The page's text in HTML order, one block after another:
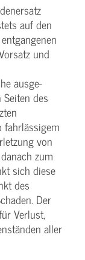
auf den
und
ausge-
des
fahrlässigem
von
zum
sich diese
des
Der
Verlust,
aller